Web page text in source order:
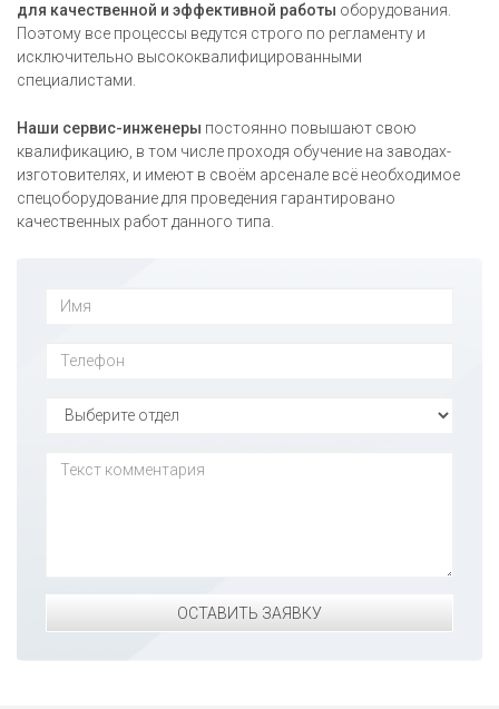
для качественной и эффективной работы оборудования.
Поэтому все процессы ведутся строго по регламенту и
исключительно высококвалифицированными
специалистами.
Наши сервис-инженеры постоянно повышают свою
квалификацию, в том числе проходя обучение на заводах-
изготовителях, и имеют в своём арсенале всё необходимое
спецоборудование для проведения гарантировано
качественных работ данного типа.
ОСТАВИТЬ ЗАЯВКУ